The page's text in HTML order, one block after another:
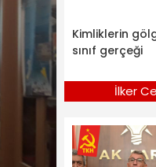
Kimliklerin
sınıf gerçeği
İlker